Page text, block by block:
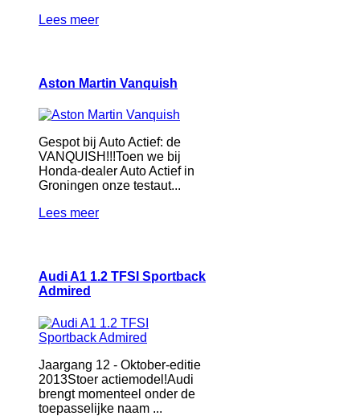
Lees meer
Aston Martin Vanquish
Gespot bij Auto Actief: de
VANQUISH!!!Toen we bij
Honda-dealer Auto Actief in
Groningen onze testaut...
Lees meer
Audi A1 1.2 TFSI Sportback
Admired
Jaargang 12 - Oktober-editie
2013Stoer actiemodel!Audi
brengt momenteel onder de
toepasselijke naam ...